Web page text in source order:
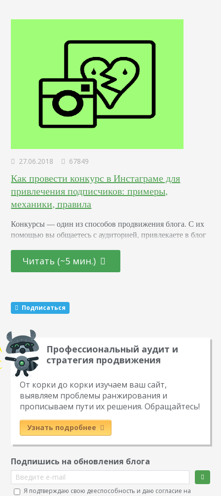
интерфейсов для сайтов и приложений. Он…
27.06.2018 67849
Как провести конкурс в Инстаграме для
привлечения подписчиков: примеры,
механики, правила
Конкурсы –– один из способов продвижения блога. С их
помощью вы общаетесь с аудиторией, привлекаете в блог
что вы обещаете участникам подарок за то, что они тем
или иным образом расскажут о вас другим пользователям.
механики, которые маркетологи советуют чередовать…
Читать (~5 мин.)
Подписаться
Профессиональный аудит и
стратегия продвижения
От корки до корки изучаем ваш сайт,
выявляем проблемы ранжирования и
прописываем пути их решения. Обращайтесь!
Узнать подробнее
Подпишись на обновления блога
Введите e-mail
Я подтверждаю свою дееспособность и даю согласие на